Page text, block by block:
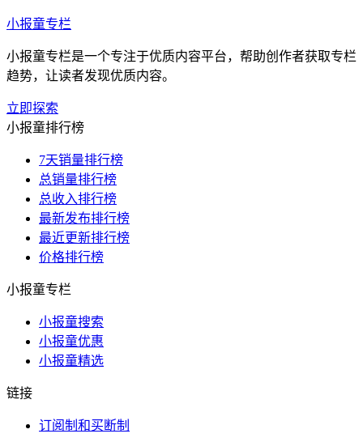
小报童专栏
小报童专栏是一个专注于优质内容平台，帮助创作者获取专栏
趋势，让读者发现优质内容。
立即探索
小报童排行榜
7天销量排行榜
总销量排行榜
总收入排行榜
最新发布排行榜
最近更新排行榜
价格排行榜
小报童专栏
小报童搜索
小报童优惠
小报童精选
链接
订阅制和买断制